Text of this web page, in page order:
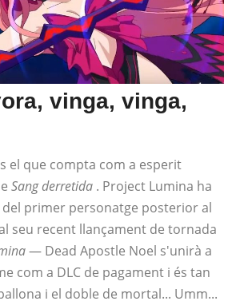
vinga, vinga,
el que compta com a esperit
Sang derretida . Project Lumina ha
primer personatge posterior al
seu recent llançament de tornada
— Dead Apostle Noel s'unirà a
com a DLC de pagament i és tan
i el doble de mortal... Umm...